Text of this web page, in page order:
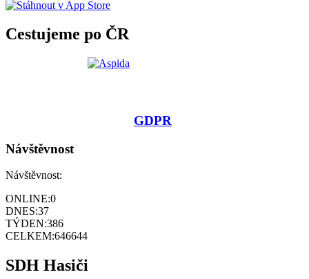
Cestujeme po ČR
GDPR
Návštěvnost
Návštěvnost:
ONLINE:0
DNES:37
TÝDEN:386
CELKEM:646644
SDH Hasiči